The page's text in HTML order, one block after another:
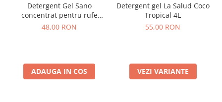
Detergent Gel Sano
concentrat pentru rufe
Maxima Baby Oat 1500 ml
48,00 RON
ADAUGA IN COS
Detergent gel La Salud Coco
Tropical 4L
55,00 RON
VEZI VARIANTE